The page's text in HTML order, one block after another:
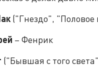
("Гнездо",
– Фенрик
("Бывшая с того